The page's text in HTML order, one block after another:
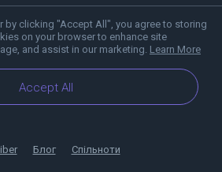
by clicking "Accept All", you agree to storing
on your browser to enhance site
and assist in our marketing. Learn More
Accept All
Блог Спільноти